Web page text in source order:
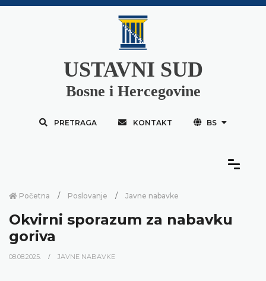
USTAVNI SUD
Bosne i Hercegovine
PRETRAGA KONTAKT BS
Početna Poslovanje Javne nabavke
Okvirni sporazum za nabavku
goriva
08.08.2025. JAVNE NABAVKE